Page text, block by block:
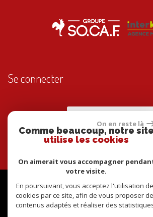
Se connecter
© 2026 | Tous droits réservés | Traduction
Plan du site- Mentions légales- Nos honoraires-
annonces
On en reste là
Comme beaucoup, notre site
utilise les cookies
On aimerait vous accompagner
votre visite.
En poursuivant, vous acceptez l'utilisation
cookies par ce site, afin de vous proposer
contenus adaptés et réaliser des